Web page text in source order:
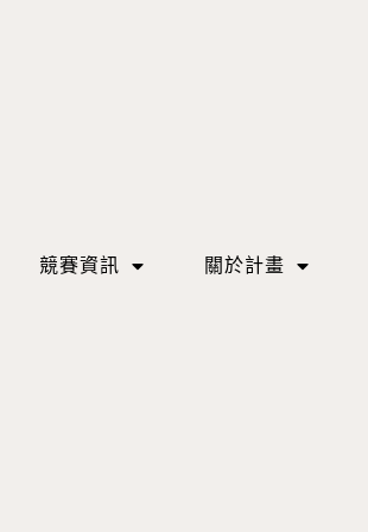
競賽資訊 關於計畫